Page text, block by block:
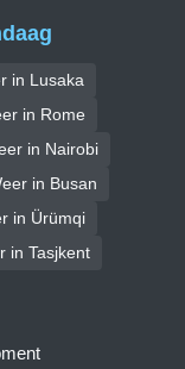
Lusaka
in Rome
in Nairobi
in Busan
in Ürümqi
Tasjkent